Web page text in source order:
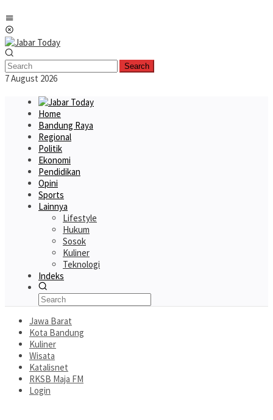
to
content
Search
7 August 2026
Home
Bandung Raya
Regional
Politik
Ekonomi
Pendidikan
Opini
Sports
Lainnya
Lifestyle
Hukum
Sosok
Kuliner
Teknologi
Indeks
Jawa Barat
Kota Bandung
Kuliner
Wisata
Katalisnet
RKSB Maja FM
Login